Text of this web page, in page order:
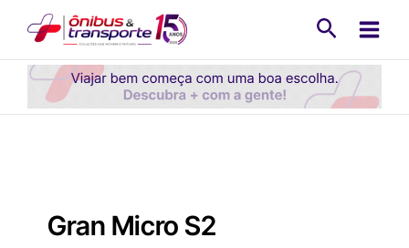
conteúdo
Gran Micro S2